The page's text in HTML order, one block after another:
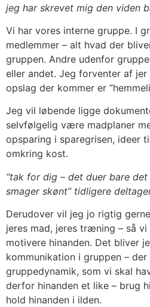
jeg har skrevet mig den viden
Vi har vores interne gruppe. I
medlemmer – alt hvad der
gruppen. Andre udenfor
eller andet. Jeg forventer af jer
opslag der kommer er
Jeg vil løbende ligge
selvfølgelig være madplaner
opsparing i sparegrisen, ideer
omkring kost.
“tak for dig – det duer bare
smager skønt” tidligere
Derudover vil jeg jo rigtig
jeres mad, jeres træning – så
motivere hinanden. Det bliver
kommunikation i gruppen –
gruppedynamik, som vi skal
derfor hinanden et like – brug
hold hinanden i ilden.